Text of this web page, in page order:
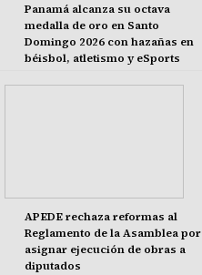
Panamá alcanza su octava
medalla de oro en Santo
Domingo 2026 con hazañas en
béisbol, atletismo y eSports
APEDE rechaza reformas al
Reglamento de la Asamblea por
asignar ejecución de obras a
diputados